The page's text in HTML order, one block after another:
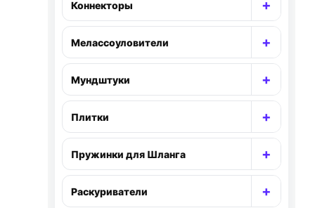
Коннекторы +
Мелассоуловители +
Мундштуки +
Плитки +
Пружинки для Шланга +
Раскуриватели +